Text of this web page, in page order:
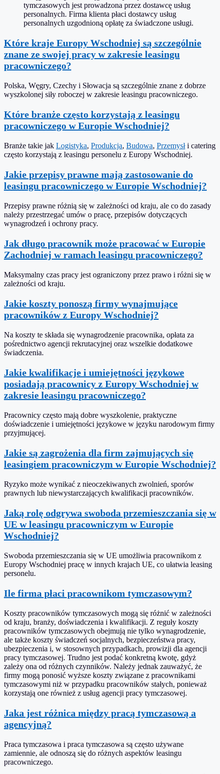
tymczasowych jest prowadzona przez dostawcę usług
personalnych. Firma klienta płaci dostawcy usług
personalnych uzgodnioną opłatę za świadczone usługi.
Które kraje Europy Wschodniej są szczególnie
znane ze swojej pracy w zakresie leasingu
pracowniczego?
Polska, Węgry, Czechy i Słowacja są szczególnie znane z dobrze
wyszkolonej siły roboczej w zakresie leasingu pracowniczego.
Które branże często korzystają z leasingu
pracowniczego w Europie Wschodniej?
Branże takie jak Logistyka, Produkcja, Budowa, Przemysłi catering
często korzystają z leasingu personelu z Europy Wschodniej.
Jakie przepisy prawne mają zastosowanie do
leasingu pracowniczego w Europie Wschodniej?
Przepisy prawne różnią się w zależności od kraju, ale co do zasady
należy przestrzegać umów o pracę, przepisów dotyczących
wynagrodzeń i ochrony pracy.
Jak długo pracownik może pracować w Europie
Zachodniej w ramach leasingu pracowniczego?
Maksymalny czas pracy jest ograniczony przez prawo i różni się w
zależności od kraju.
Jakie koszty ponoszą firmy wynajmujące
pracowników z Europy Wschodniej?
Na koszty te składa się wynagrodzenie pracownika, opłata za
pośrednictwo agencji rekrutacyjnej oraz wszelkie dodatkowe
świadczenia.
Jakie kwalifikacje i umiejętności językowe
posiadają pracownicy z Europy Wschodniej w
zakresie leasingu pracowniczego?
Pracownicy często mają dobre wyszkolenie, praktyczne
doświadczenie i umiejętności językowe w języku narodowym firmy
przyjmującej.
Jakie są zagrożenia dla firm zajmujących się
leasingiem pracowniczym w Europie Wschodniej?
Ryzyko może wynikać z nieoczekiwanych zwolnień, sporów
prawnych lub niewystarczających kwalifikacji pracowników.
Jaką rolę odgrywa swoboda przemieszczania się w
UE w leasingu pracowniczym w Europie
Wschodniej?
Swoboda przemieszczania się w UE umożliwia pracownikom z
Europy Wschodniej pracę w innych krajach UE, co ułatwia leasing
personelu.
Ile firma płaci pracownikom tymczasowym?
Koszty pracowników tymczasowych mogą się różnić w zależności
od kraju, branży, doświadczenia i kwalifikacji. Z reguły koszty
pracowników tymczasowych obejmują nie tylko wynagrodzenie,
ale także koszty świadczeń socjalnych, bezpieczeństwa pracy,
ubezpieczenia i, w stosownych przypadkach, prowizji dla agencji
pracy tymczasowej. Trudno jest podać konkretną kwotę, gdyż
zależy ona od różnych czynników. Należy jednak zauważyć, że
firmy mogą ponosić wyższe koszty związane z pracownikami
tymczasowymi niż w przypadku pracowników stałych, ponieważ
korzystają one również z usług agencji pracy tymczasowej.
Jaka jest różnica między pracą tymczasową a
agencyjną?
Praca tymczasowa i praca tymczasowa są często używane
zamiennie, ale odnoszą się do różnych aspektów leasingu
pracowniczego.